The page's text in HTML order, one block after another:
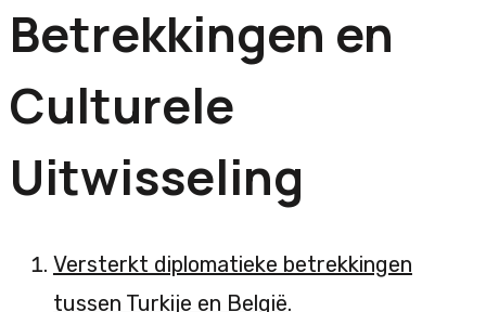
Betrekkingen en
Culturele
Uitwisseling
Versterkt diplomatieke betrekkingen
tussen Turkije en België.